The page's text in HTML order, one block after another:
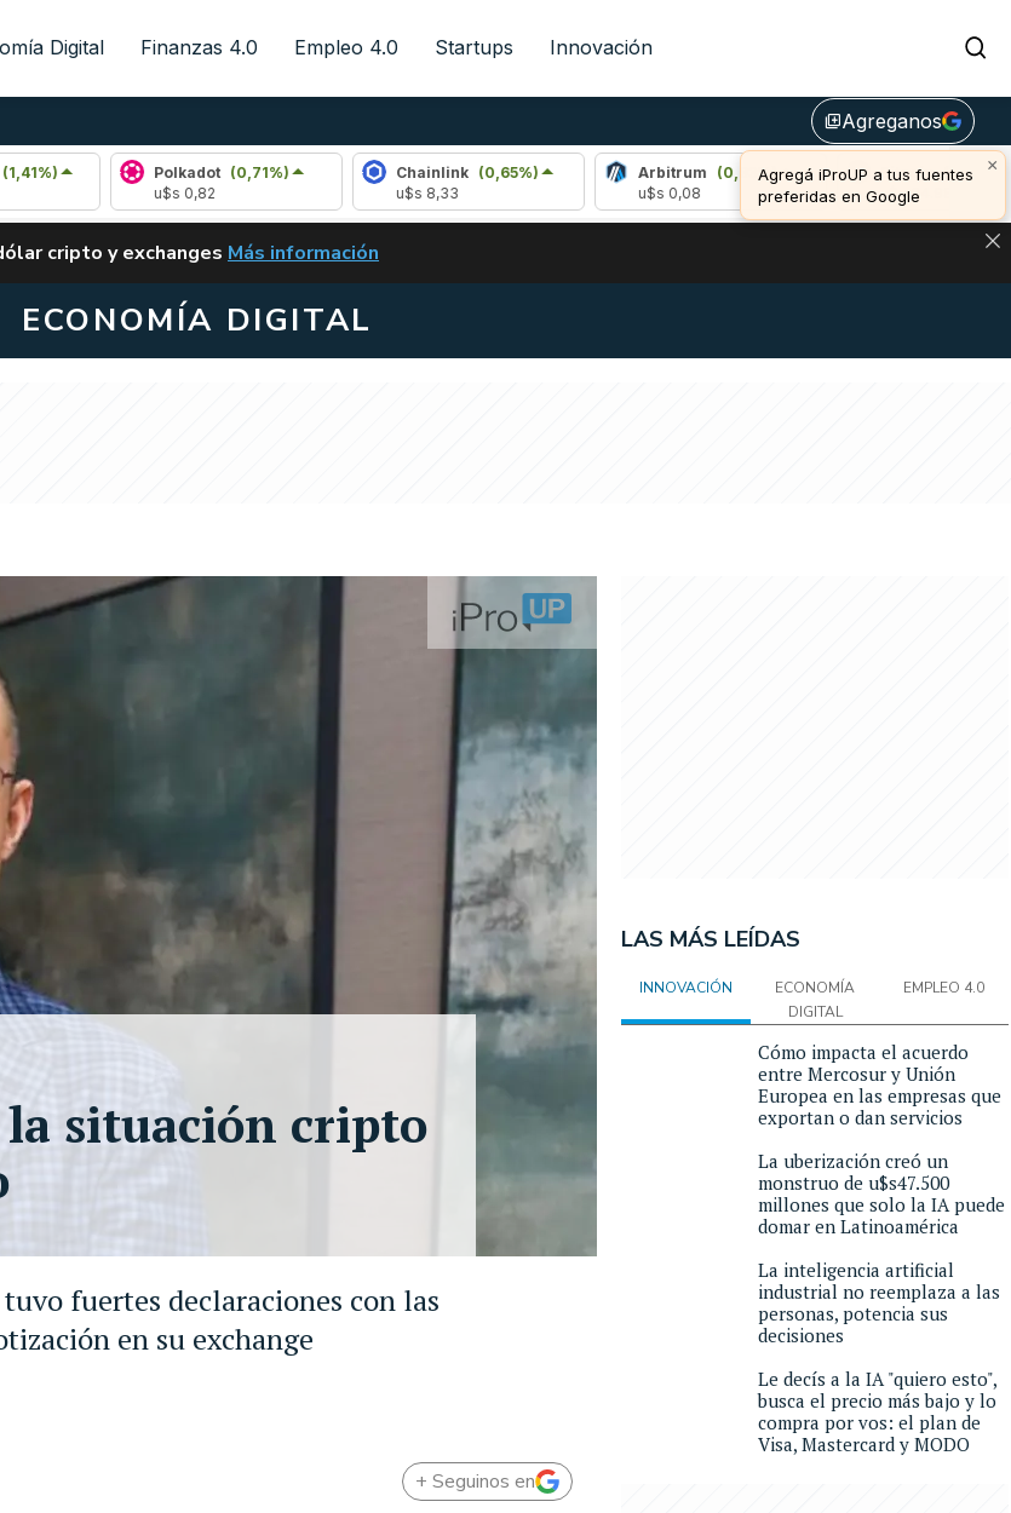
Digital Finanzas 4.0 Empleo 4.0 Startups Innovación
library_addAgreganos
×
Agregá iProUP a tus fuentes
preferidas en Google
Polkadot (0,71%)
Chainlink
(0,65%)
Arbitrum (0,93%)
Bitcoin
(-0,05%)
u$s 64.980,00
cripto y exchanges CLARITY ACT EN ARGENTINA: IMPACTO EN BITCOIN, DÓLAR CRIPTO Y EXCHANGES
Más información
ECONOMÍA DIGITAL
fuertes declaraciones con las
en su exchange
la situación cripto
+ Seguinos en
LAS MÁS LEÍDAS
INNOVACIÓN
ECONOMÍA
DIGITAL
EMPLEO 4.0
Cómo impacta el acuerdo
entre Mercosur y Unión
Europea en las empresas que
exportan o dan servicios
La uberización creó un
monstruo de u$s47.500
millones que solo la IA puede
domar en Latinoamérica
La inteligencia artificial
industrial no reemplaza a las
personas, potencia sus
decisiones
Le decís a la IA "quiero esto",
busca el precio más bajo y lo
compra por vos: el plan de
Visa, Mastercard y MODO